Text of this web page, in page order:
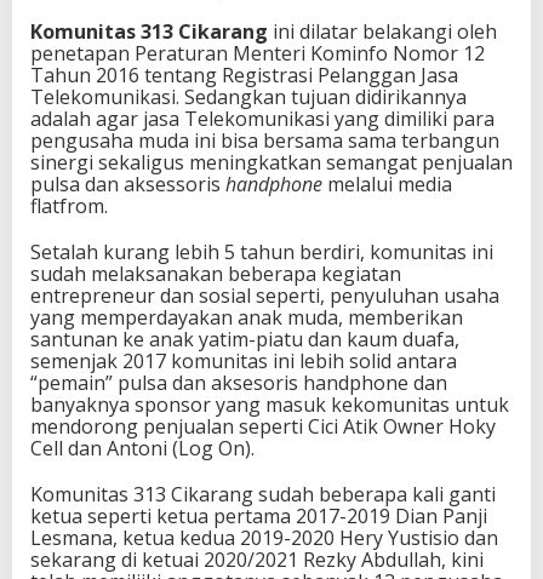
Komunitas 313 Cikarang ini dilatar belakangi oleh
penetapan Peraturan Menteri Kominfo Nomor 12
Tahun 2016 tentang Registrasi Pelanggan Jasa
Telekomunikasi. Sedangkan tujuan didirikannya
adalah agar jasa Telekomunikasi yang dimiliki para
pengusaha muda ini bisa bersama sama terbangun
sinergi sekaligus meningkatkan semangat penjualan
pulsa dan aksessoris handphone melalui media
flatfrom.
Setalah kurang lebih 5 tahun berdiri, komunitas ini
sudah melaksanakan beberapa kegiatan
entrepreneur dan sosial seperti, penyuluhan usaha
yang memperdayakan anak muda, memberikan
santunan ke anak yatim-piatu dan kaum duafa,
semenjak 2017 komunitas ini lebih solid antara
“pemain” pulsa dan aksesoris handphone dan
banyaknya sponsor yang masuk kekomunitas untuk
mendorong penjualan seperti Cici Atik Owner Hoky
Cell dan Antoni (Log On).
Komunitas 313 Cikarang sudah beberapa kali ganti
ketua seperti ketua pertama 2017-2019 Dian Panji
Lesmana, ketua kedua 2019-2020 Hery Yustisio dan
sekarang di ketuai 2020/2021 Rezky Abdullah, kini